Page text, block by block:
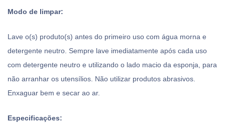
Modo de limpar:
Lave o(s) produto(s) antes do primeiro uso com água morna e
detergente neutro. Sempre lave imediatamente após cada uso
com detergente neutro e utilizando o lado macio da esponja, para
não arranhar os utensílios. Não utilizar produtos abrasivos.
Enxaguar bem e secar ao ar.
Especificações: